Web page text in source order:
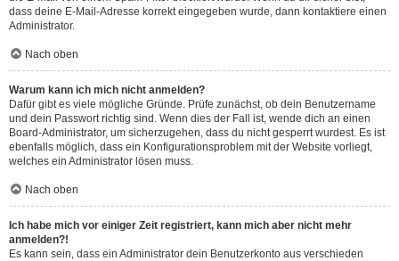
dass deine E-Mail-Adresse korrekt eingegeben wurde, dann kontaktiere einen
Administrator.
Nach oben
Warum kann ich mich nicht anmelden?
Dafür gibt es viele mögliche Gründe. Prüfe zunächst, ob dein Benutzername
und dein Passwort richtig sind. Wenn dies der Fall ist, wende dich an einen
Board-Administrator, um sicherzugehen, dass du nicht gesperrt wurdest. Es ist
ebenfalls möglich, dass ein Konfigurationsproblem mit der Website vorliegt,
welches ein Administrator lösen muss.
Nach oben
Ich habe mich vor einiger Zeit registriert, kann mich aber nicht mehr
anmelden?!
Es kann sein, dass ein Administrator dein Benutzerkonto aus verschieden